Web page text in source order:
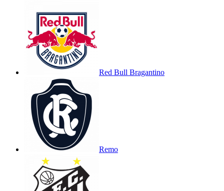
Red Bull Bragantino
Remo